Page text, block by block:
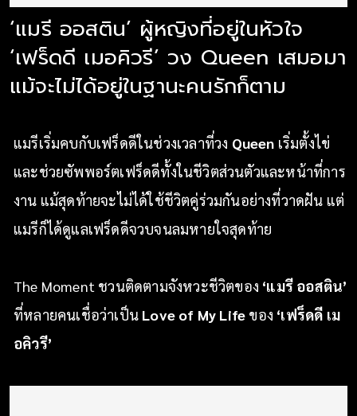
‘แมรี ออสติน’ ผู้หญิงที่อยู่ในหัวใจ
‘เฟร็ดดี เมอคิวรี’ วง Queen เสมอมา
แม้จะไม่ได้อยู่ในฐานะคนรักก็ตาม
แมรีเริ่มคบกับเฟร็ดดีในช่วงเวลาที่วง Queen เริ่มตั้งไข่
และช่วยซัพพอร์ตเฟร็ดดีทั้งในชีวิตส่วนตัวและหน้าที่การ
งาน แม้สุดท้ายจะไม่ได้ใช้ชีวิตคู่ร่วมกันอย่างที่วาดฝัน แต่
แมรีก็ได้ดูแลเฟร็ดดีจวบจนลมหายใจสุดท้าย
The Moment ชวนติดตามจังหวะชีวิตของ ‘แมรี ออสติน’
ที่หลายคนเชื่อว่าเป็น Love of My Life ของ ‘เฟร็ดดี เม
อคิวรี’